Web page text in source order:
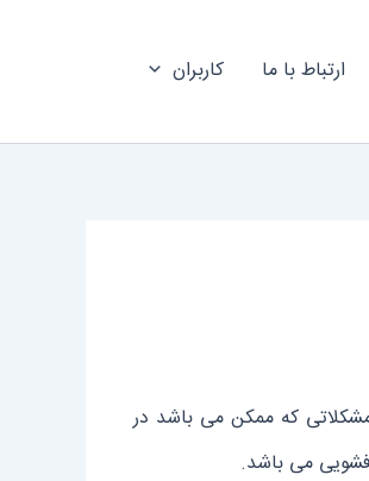
ارتباط با ما کاربران
که ممکن می باشد در
می‌ باشد.